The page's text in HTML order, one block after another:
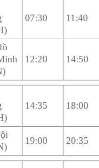
07:30 11:40
12:20 14:50
14:35 18:00
19:00 20:35